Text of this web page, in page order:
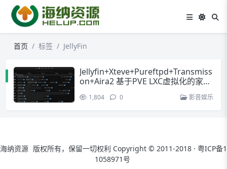
首页 标签 JellyFin
Jellyfin+Xteve+Pureftpd+Transmiss
on+Aira2 基于PVE LXC虚拟化的家庭
1,804 0 影音娱乐
海纳资源 版权所有，保留一切权利 Copyright © 2011-2018 · 粤ICP备1
1058971号